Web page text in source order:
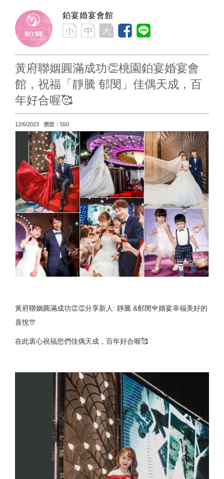
鉑宴婚宴會館
黃府聯姻圓滿成功👏桃園鉑宴婚宴會
館，祝福「靜騰 郁閔」佳偶天成，百
年好合喔🥰
12/6/2023 瀏覽：550
黃府聯姻圓滿成功👏👏分享新人: 靜騰 &郁閔🌹婚宴幸福美好的
喜悅🎊
在此衷心祝福您們佳偶天成，百年好合喔🥰